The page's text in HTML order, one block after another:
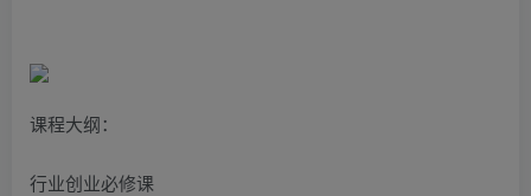
课程大纲：
行业创业必修课